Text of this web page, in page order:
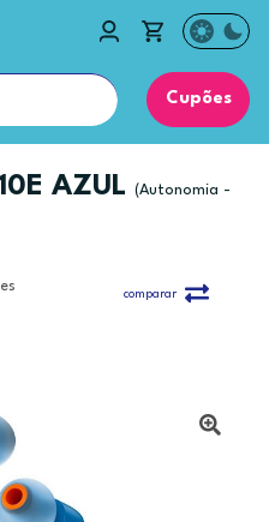
Cupões
AZUL
(Autonomia -
comparar